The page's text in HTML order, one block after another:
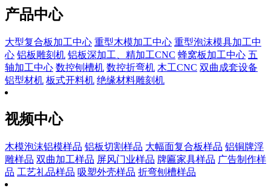
产品中心
大型复合板加工中心 重型木模加工中心 重型泡沫模具加工中
心 铝板雕刻机 铝板深加工、精加工CNC 蜂窝板加工中心 五
轴加工中心 数控刨槽机 数控折弯机 木工CNC 双曲成套设备
铝型材机 板式开料机 绝缘材料雕刻机
视频中心
木模泡沫铝模样品 铝板切割样品 大幅面复合板样品 铝铜牌浮
雕样品 双曲加工样品 屏风门业样品 牌匾家具样品 广告制作样
品 工艺礼品样品 吸塑外壳样品 折弯刨槽样品